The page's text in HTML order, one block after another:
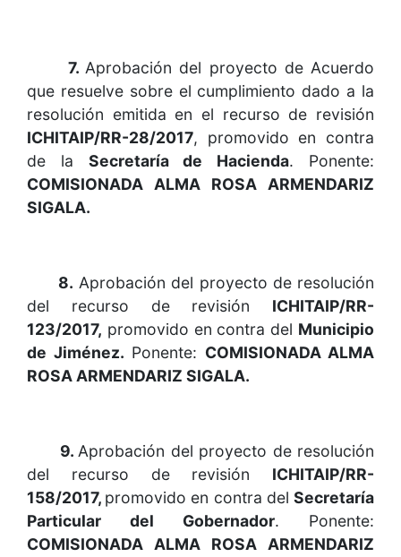
7. Aprobación del proyecto de Acuerdo
que resuelve sobre el cumplimiento dado a la
resolución emitida en el recurso de revisión
ICHITAIP/RR-28/2017, promovido en contra
de la Secretaría de Hacienda. Ponente:
COMISIONADA ALMA ROSA ARMENDARIZ
SIGALA.
8. Aprobación del proyecto de resolución
del recurso de revisión ICHITAIP/RR-
123/2017, promovido en contra del Municipio
de Jiménez. Ponente: COMISIONADA ALMA
ROSA ARMENDARIZ SIGALA.
9. Aprobación del proyecto de resolución
del recurso de revisión ICHITAIP/RR-
158/2017, promovido en contra delSecretaría
Particular del Gobernador. Ponente:
COMISIONADA ALMA ROSA ARMENDARIZ